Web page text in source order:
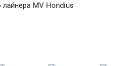
лайнера MV Hondius